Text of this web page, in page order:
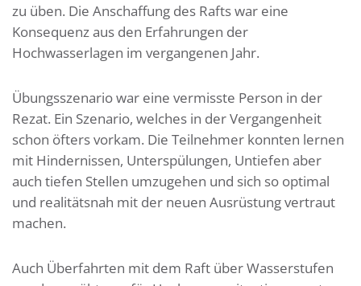
zu üben. Die Anschaffung des Rafts war eine
Konsequenz aus den Erfahrungen der
Hochwasserlagen im vergangenen Jahr.
Übungsszenario war eine vermisste Person in der
Rezat. Ein Szenario, welches in der Vergangenheit
schon öfters vorkam. Die Teilnehmer konnten lernen
mit Hindernissen, Unterspülungen, Untiefen aber
auch tiefen Stellen umzugehen und sich so optimal
und realitätsnah mit der neuen Ausrüstung vertraut
machen.
Auch Überfahrten mit dem Raft über Wasserstufen